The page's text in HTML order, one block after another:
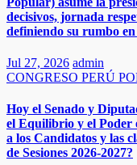
decisivos, jornada
definiendo su rumbo
Jul 27, 2026 admin
CONGRESO PERÚ
Hoy el Senado y
el Equilibrio y el Poder
a los Candidatos y las
de Sesiones 2026-2027?